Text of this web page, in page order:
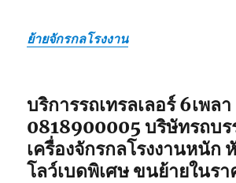
ย้ายจักรกลโรงงาน
บริการรถเทรลเลอร์ 6เพลา
0818900005 บริษัทรถบ
เครื่องจักรกลโรงงานหนัก
โลว์เบดพิเศษ ขนย้ายในรา